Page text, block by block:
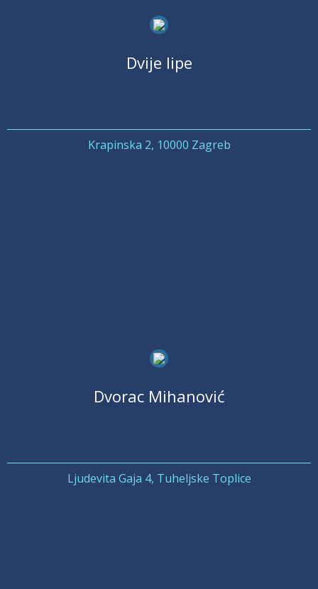
Dvije lipe
Krapinska 2, 10000 Zagreb
Dvorac Mihanović
Ljudevita Gaja 4, Tuheljske Toplice